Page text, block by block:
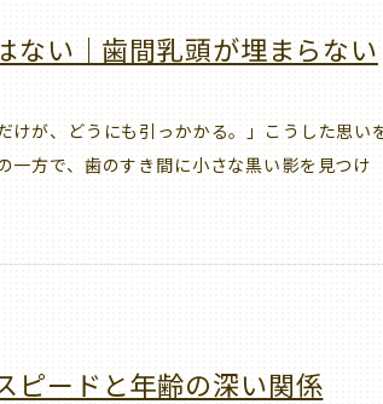
ない｜歯間乳頭が埋まらない
けが、どうにも引っかかる。」こうした思い
一方で、歯のすき間に小さな黒い影を見つけ
ードと年齢の深い関係